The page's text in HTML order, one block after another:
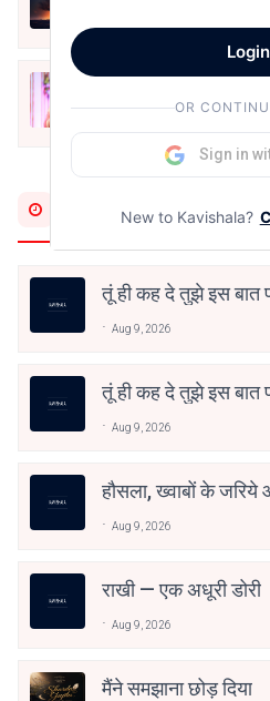
अनामिका अम्बर जैन
Most Recent
तूं ही कह दे तुझे इस बात
Aug 9, 2026
तूं ही कह दे तुझे इस बात
Aug 9, 2026
हौसला, ख्वाबों के जरिये
Aug 9, 2026
राखी — एक अधूरी डोरी
Aug 9, 2026
मैंने समझाना छोड़ दिया
Login
OR
Sign in
New to Kavishala?